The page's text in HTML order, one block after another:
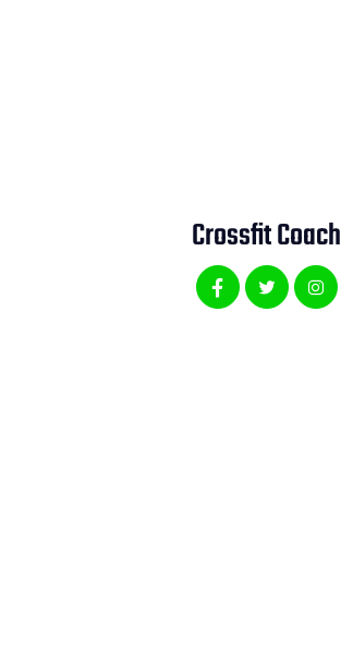
Crossfit Coach